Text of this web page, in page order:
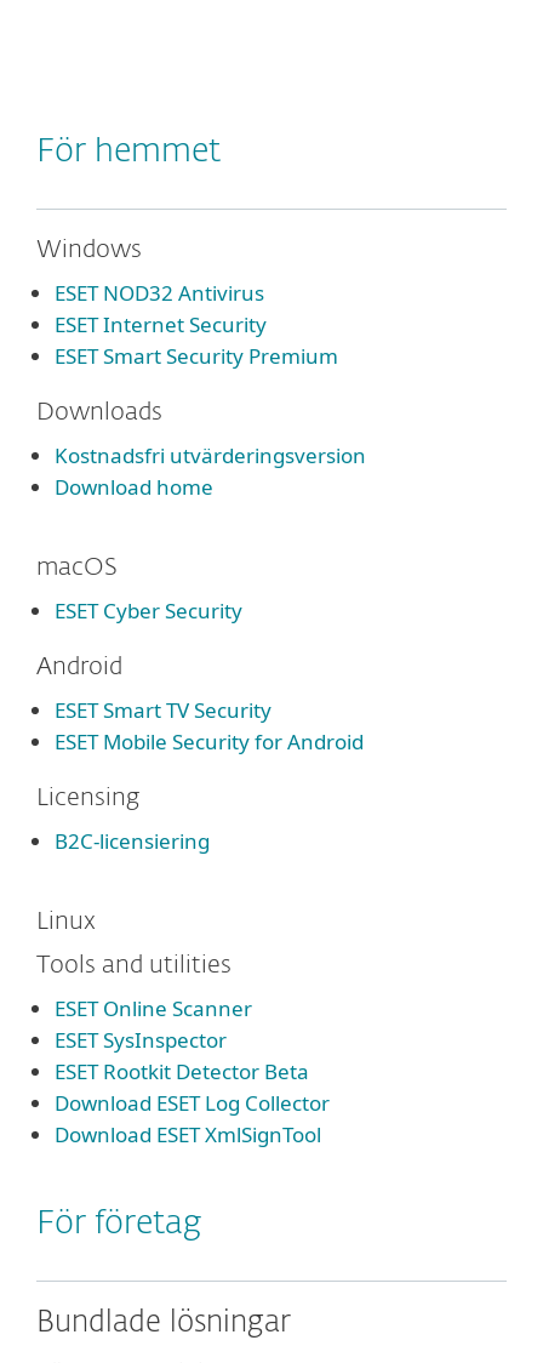
För hemmet
Windows
ESET NOD32 Antivirus
ESET Internet Security
ESET Smart Security Premium
Downloads
Kostnadsfri utvärderingsversion
Download home
macOS
ESET Cyber Security
Android
ESET Smart TV Security
ESET Mobile Security for Android
Licensing
B2C-licensiering
Linux
Tools and utilities
ESET Online Scanner
ESET SysInspector
ESET Rootkit Detector Beta
Download ESET Log Collector
Download ESET XmlSignTool
För företag
Bundlade lösningar